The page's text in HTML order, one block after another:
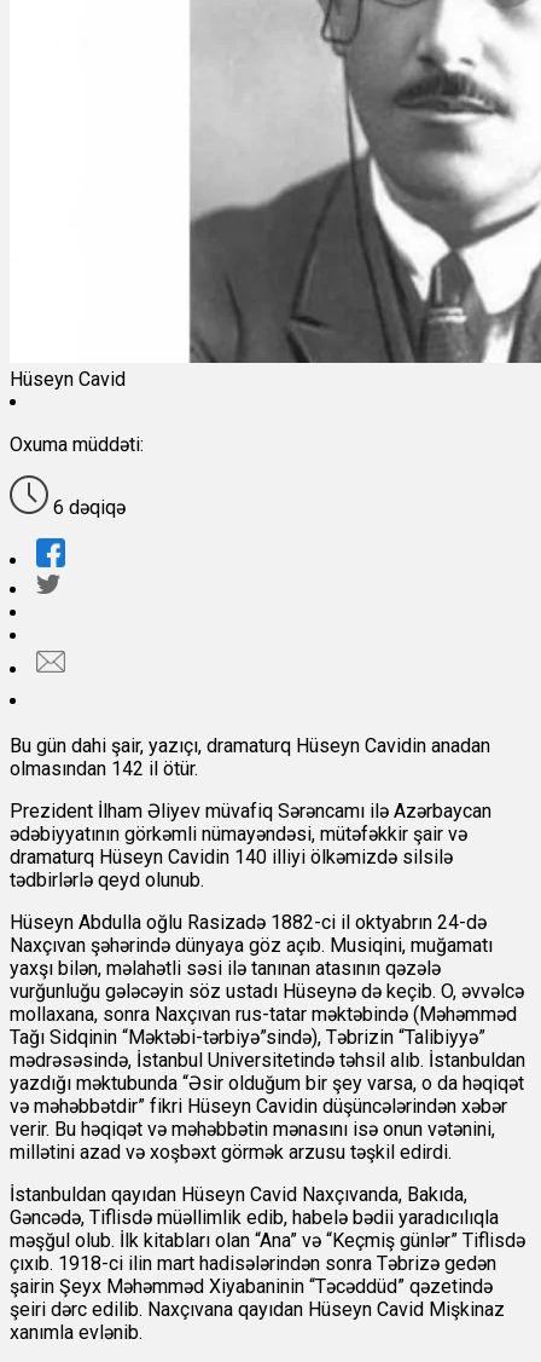
Hüseyn Cavid
Oxuma müddəti:
6 dəqiqə
Bu gün dahi şair, yazıçı, dramaturq Hüseyn Cavidin anadan
olmasından 142 il ötür.
Prezident İlham Əliyev müvafiq Sərəncamı ilə Azərbaycan
ədəbiyyatının görkəmli nümayəndəsi, mütəfəkkir şair və
dramaturq Hüseyn Cavidin 140 illiyi ölkəmizdə silsilə
tədbirlərlə qeyd olunub.
Hüseyn Abdulla oğlu Rasizadə 1882-ci il oktyabrın 24-də
Naxçıvan şəhərində dünyaya göz açıb. Musiqini, muğamatı
yaxşı bilən, məlahətli səsi ilə tanınan atasının qəzələ
vurğunluğu gələcəyin söz ustadı Hüseynə də keçib. O, əvvəlcə
mollaxana, sonra Naxçıvan rus-tatar məktəbində (Məhəmməd
Tağı Sidqinin “Məktəbi-tərbiyə”sində), Təbrizin “Talibiyyə”
mədrəsəsində, İstanbul Universitetində təhsil alıb. İstanbuldan
yazdığı məktubunda “Əsir olduğum bir şey varsa, o da həqiqət
və məhəbbətdir” fikri Hüseyn Cavidin düşüncələrindən xəbər
verir. Bu həqiqət və məhəbbətin mənasını isə onun vətənini,
millətini azad və xoşbəxt görmək arzusu təşkil edirdi.
İstanbuldan qayıdan Hüseyn Cavid Naxçıvanda, Bakıda,
Gəncədə, Tiflisdə müəllimlik edib, habelə bədii yaradıcılıqla
məşğul olub. İlk kitabları olan “Ana” və “Keçmiş günlər” Tiflisdə
çıxıb. 1918-ci ilin mart hadisələrindən sonra Təbrizə gedən
şairin Şeyx Məhəmməd Xiyabaninin “Təcəddüd” qəzetində
şeiri dərc edilib. Naxçıvana qayıdan Hüseyn Cavid Mişkinaz
xanımla evlənib.